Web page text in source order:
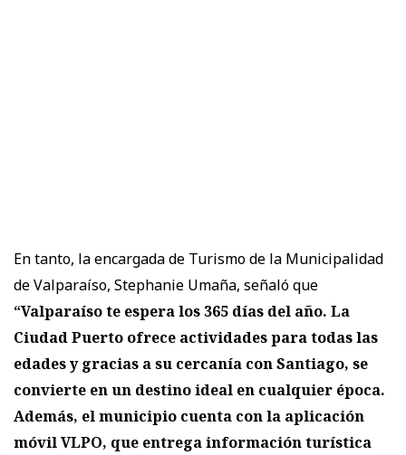
En tanto, la encargada de Turismo de la Municipalidad
de Valparaíso, Stephanie Umaña, señaló que
“Valparaíso te espera los 365 días del año. La
Ciudad Puerto ofrece actividades para todas las
edades y gracias a su cercanía con Santiago, se
convierte en un destino ideal en cualquier época.
Además, el municipio cuenta con la aplicación
móvil VLPO, que entrega información turística